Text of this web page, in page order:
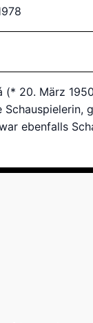
(* 20. März
ebenfalls